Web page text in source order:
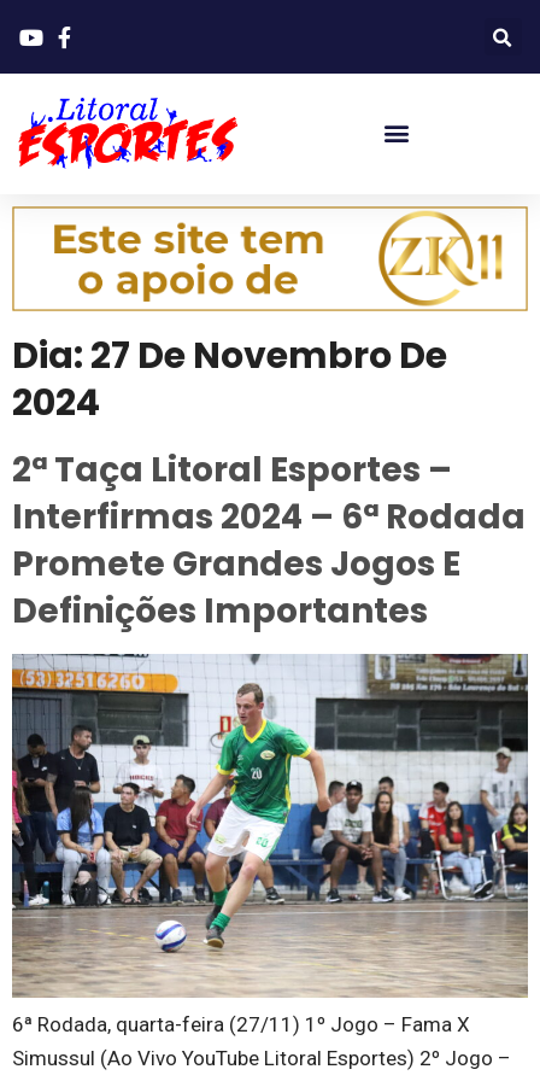
Dia:27 De Novembro De
2024
2ª Taça Litoral Esportes –
Interfirmas 2024 – 6ª Rodada
Promete Grandes Jogos E
Definições Importantes
6ª Rodada, quarta-feira (27/11) 1º Jogo – Fama X
Simussul (Ao Vivo YouTube Litoral Esportes) 2º Jogo –